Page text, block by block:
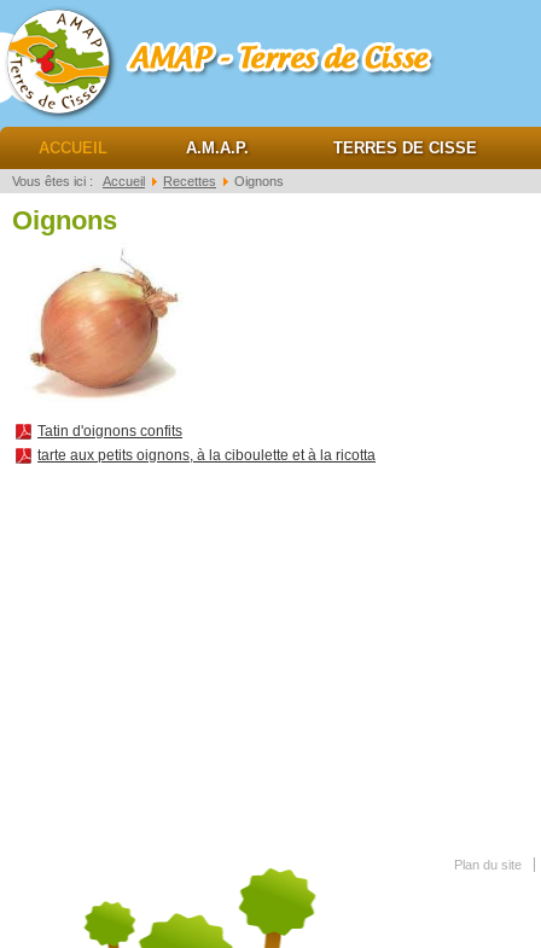
AMAP Terres de cisse
ACCUEIL A.M.A.P. TERRES DE CISSE
Vous êtes ici : Accueil Recettes Oignons
Oignons
Tatin d'oignons confits
tarte aux petits oignons, à la ciboulette et à la ricotta
Plan du site